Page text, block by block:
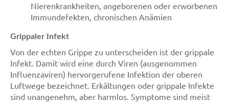
Nierenkrankheiten, angeborenen oder erworbenen
Immundefekten, chronischen Anämien
Grippaler Infekt
Von der echten Grippe zu unterscheiden ist der grippale
Infekt. Damit wird eine durch Viren (ausgenommen
Influenzaviren) hervorgerufene Infektion der oberen
Luftwege bezeichnet. Erkältungen oder grippale Infekte
sind unangenehm, aber harmlos. Symptome sind meist